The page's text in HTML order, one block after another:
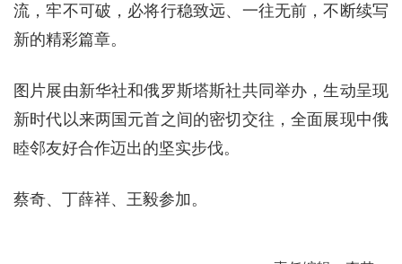
流，牢不可破，必将行稳致远、一往无前，不断续写
新的精彩篇章。
图片展由新华社和俄罗斯塔斯社共同举办，生动呈现
新时代以来两国元首之间的密切交往，全面展现中俄
睦邻友好合作迈出的坚实步伐。
蔡奇、丁薛祥、王毅参加。